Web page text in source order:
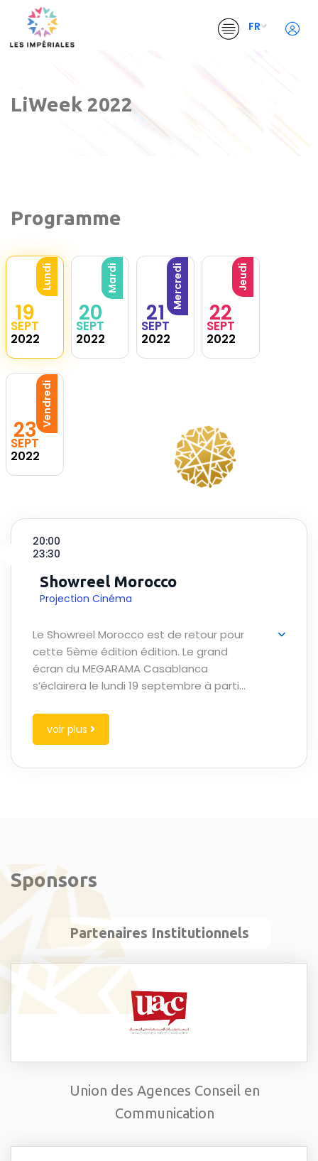
FR
LiWeek 2022
Programme
Lundi
19
SEPT
2022
Mardi
20
SEPT
2022
Mercredi
21
SEPT
2022
Jeudi
22
SEPT
2022
Vendredi
23
SEPT
2022
20:00
23:30
Showreel Morocco
Projection Cinéma
Le Showreel Morocco est de retour pour
cette 5ème édition édition. Le grand
écran du MEGARAMA Casablanca
s’éclairera le lundi 19 septembre à partir
travers la projection des travaux short
listés aux prix "Les Étoiles" depuis 2019,
ayant marqués notre mémoire
voir plus
Sponsors
Partenaires Institutionnels
Union des Agences Conseil en
Communication